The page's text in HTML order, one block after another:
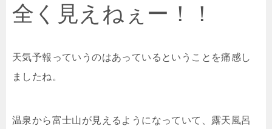
全く見えねぇー！！
天気予報っていうのはあっているということを痛感し
ましたね。
温泉から富士山が見えるようになっていて、露天風呂